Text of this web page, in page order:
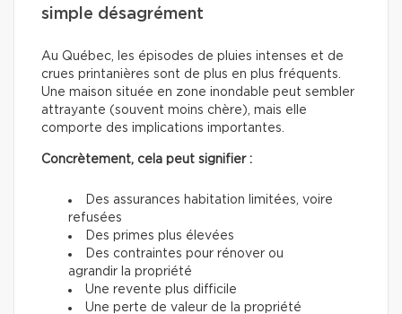
simple désagrément
Au Québec, les épisodes de pluies intenses et de
crues printanières sont de plus en plus fréquents.
Une maison située en zone inondable peut sembler
attrayante (souvent moins chère), mais elle
comporte des implications importantes.
Concrètement, cela peut signifier :
Des assurances habitation limitées, voire
refusées
Des primes plus élevées
Des contraintes pour rénover ou
agrandir la propriété
Une revente plus difficile
Une perte de valeur de la propriété